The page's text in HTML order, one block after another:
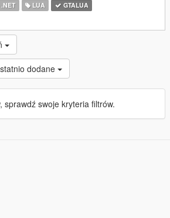
.NET LUA
GTALUA
dodane
sprawdź swoje kryteria filtrów.